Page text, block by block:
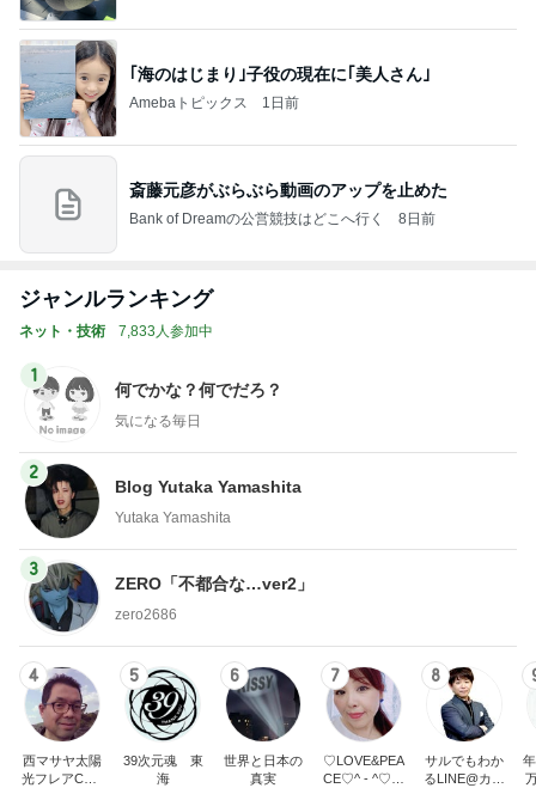
｢海のはじまり｣子役の現在に｢美人さん｣
Amebaトピックス 1日前
斎藤元彦がぶらぶら動画のアップを止めた
Bank of Dreamの公営競技はどこへ行く 8日前
ジャンルランキング
ネット・技術 7,833人参加中
1
何でかな？何でだろ？
気になる毎日
2
Blog Yutaka Yamashita
Yutaka Yamashita
3
ZERO「不都合な…ver2」
zero2686
4
西マサヤ太陽
光フレアCME
5
39次元魂 東
海
6
世界と日本の
真実
7
♡LOVE&PEA
CE♡^ - ^♡の
8
サルでもわか
るLINE@カフ